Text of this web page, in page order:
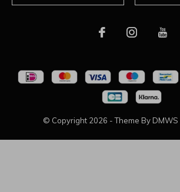
© Copyright 2026 - Theme By DMWS